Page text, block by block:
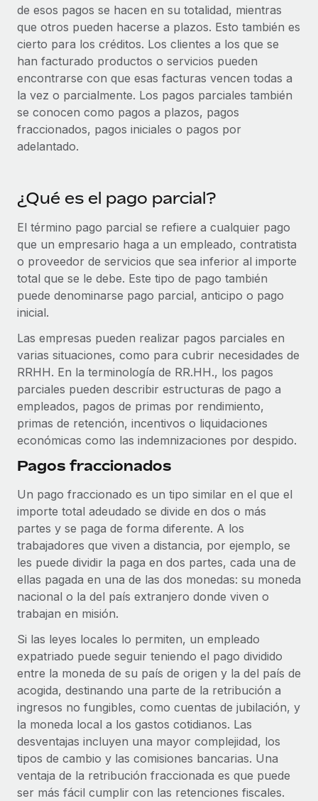
Contractor Management
Integra y gestiona a autónomos globalmente.
PEO
Externaliza tareas laborales complejas.
INFRAESTRUCTURA
complicaciones.
Funciones esenciales de RR. HH. integradas para tu
equipo.
Conectar Nuevo
Conecta cualquier herramienta de IA con Remote
Integraciones
Optimiza los procesos con herramientas empresariales
esenciales.
SERVICIOS
Obtén ayuda de gente experta en RR. HH. globales
Comprobaciones de antecedentes
Simplifica los procesos de cribado de candidatos.
Cumplimiento normativo
Adelántate a los riesgos de cumplimiento
normativo.
Gestión de dispositivos
Proporciona dispositivos tecnológicos y contrólalos
en todo el mundo.
Apertura de entidades
Abre entidades conforme a la legalidad enseguida.
Movilidad y reubicación
Reubica a los empleados con facilidad.
Prestaciones
Compáranos con otras empresas.
ETAPAS DE CRECIMIENTO
Startups
Soluciones ágiles de RR. HH. globales y nóminas para
empresas en crecimiento.
Mediana empresa
Empresa
RR. HH. globales para grandes empresas.
ASOCIARSE
Socios tecnológicos estratégicos
Asociarse
Descubre oportunidades de colaborar con nosotros.
Remote Build
Próximamente
Consultoría de integraciones y automatización con IA.
CASOS PRÁCTICOS
Calculadora de pagos a autónomos
Descubre opciones de divisas y tiempos de pago para
autónomos globales.
APRENDIZAJE CON REMOTE
Guías y recursos
Glosario de RR. HH.
Biblioteca de descripciones de puestos
Webinarios
Eventos
Sala de prensa
Información sobre salarios y talento
Centro de información
Obtén ayuda
BLOG
Nómina global
EOR y PEO
Contractor Management
Impuestos
Explora el blog
BLOG
Novedades de producto de Remote:
Integraciones con Gusto y Xero y Contractor
Management Plus
La misión de Remote sigue siendo ayudar a empresas de
todos los tamaños a contratar, gestionar y...
Nederlands
Français
Deutsch
Español
Português (Portugal)
日本語
한국어
中文（简体）
Iniciar sesión
de esos pagos se hacen en su totalidad, mientras
que otros pueden hacerse a plazos. Esto también es
cierto para los créditos. Los clientes a los que se
han facturado productos o servicios pueden
encontrarse con que esas facturas vencen todas a
la vez o parcialmente. Los pagos parciales también
se conocen como pagos a plazos, pagos
fraccionados, pagos iniciales o pagos por
adelantado.
¿Qué es el pago parcial?
El término pago parcial se refiere a cualquier pago
que un empresario haga a un empleado, contratista
o proveedor de servicios que sea inferior al importe
total que se le debe. Este tipo de pago también
puede denominarse pago parcial, anticipo o pago
inicial.
Las empresas pueden realizar pagos parciales en
varias situaciones, como para cubrir necesidades de
RRHH. En la terminología de RR.HH., los pagos
parciales pueden describir estructuras de pago a
empleados, pagos de primas por rendimiento,
primas de retención, incentivos o liquidaciones
económicas como las indemnizaciones por despido.
Pagos fraccionados
Un pago fraccionado es un tipo similar en el que el
importe total adeudado se divide en dos o más
partes y se paga de forma diferente. A los
trabajadores que viven a distancia, por ejemplo, se
les puede dividir la paga en dos partes, cada una de
ellas pagada en una de las dos monedas: su moneda
nacional o la del país extranjero donde viven o
trabajan en misión.
Si las leyes locales lo permiten, un empleado
expatriado puede seguir teniendo el pago dividido
entre la moneda de su país de origen y la del país de
acogida, destinando una parte de la retribución a
ingresos no fungibles, como cuentas de jubilación, y
la moneda local a los gastos cotidianos. Las
desventajas incluyen una mayor complejidad, los
tipos de cambio y las comisiones bancarias. Una
ventaja de la retribución fraccionada es que puede
ser más fácil cumplir con las retenciones fiscales.